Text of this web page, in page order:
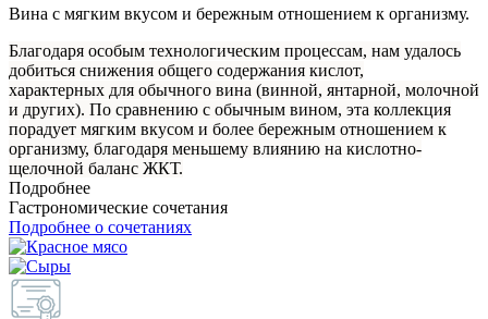
Вина с мягким вкусом и бережным отношением к организму.
Благодаря особым технологическим процессам, нам удалось
добиться снижения общего содержания кислот,
характерных для обычного вина (винной, янтарной, молочной
и других). По сравнению с обычным вином, эта коллекция
порадует мягким вкусом и более бережным отношением к
организму, благодаря меньшему влиянию на кислотно-
щелочной баланс ЖКТ.
Подробнее
Гастрономические сочетания
Подробнее о сочетаниях